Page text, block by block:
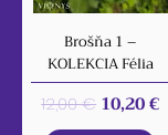
Brošňa 1 –
KOLEKCIA Félia
Normálna
12,00 € 10,20 €